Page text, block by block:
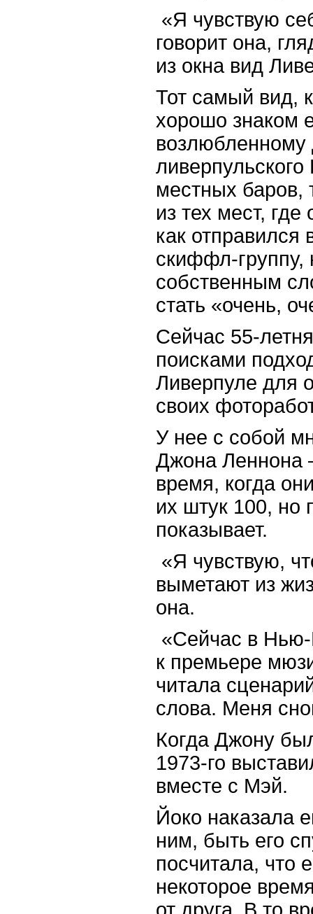
«Я чувствую
говорит она,
из окна вид
Тот самый вид,
хорошо знаком
возлюбленному
местных баров,
из тех мест,
как отправился
скиффл-группу,
собственным
стать «очень,
Сейчас 55-
поисками
Ливерпуле для
своих
У нее с собой
Джона Леннона
время, когда
их штук 100, но
показывает.
«Я чувствую,
выметают из
она.
«Сейчас в Нью-
к премьере
читала
слова. Меня
Когда Джону
1973-го
вместе с Мэй.
Йоко наказала
ним, быть его
посчитала, что
некоторое